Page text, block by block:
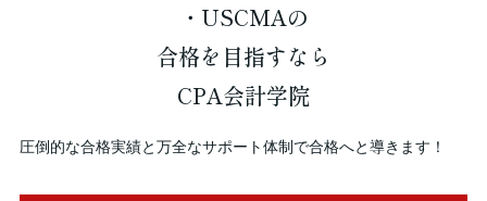
・USCMAの
合格を 目指すなら
CPA会計学院
圧倒的な合格実績と万全なサポート体制で合格へと導きます！